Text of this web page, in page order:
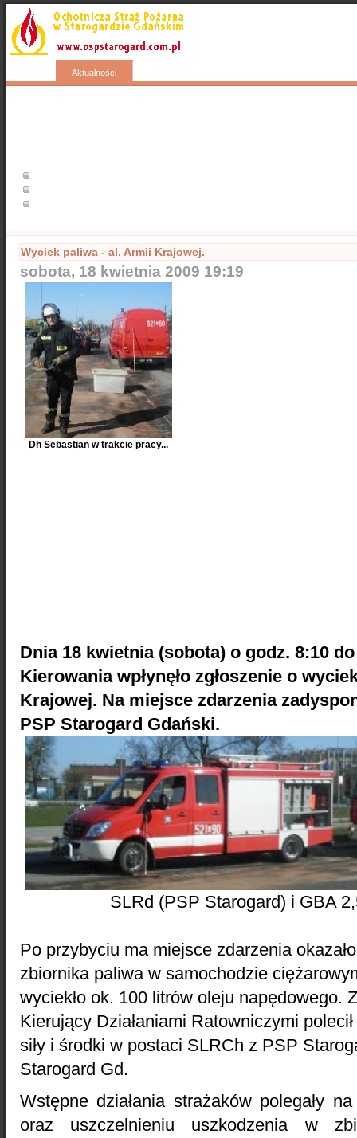
Aktualności
Wyciek paliwa - al. Armii Krajowej.
sobota, 18 kwietnia 2009 19:19
Dh Sebastian w trakcie pracy...
Dnia 18 kwietnia (sobota) o godz. 8:10
Kierowania wpłynęło zgłoszenie o
Krajowej. Na miejsce zdarzenia
PSP Starogard Gdański.
SLRd (PSP Starogard) i GBA
Po przybyciu ma miejsce zdarzenia
zbiornika paliwa w samochodzie
wyciekło ok. 100 litrów oleju napędowego.
Kierujący Działaniami Ratowniczymi
siły i środki w postaci SLRCh z PSP
Starogard Gd.
Wstępne działania strażaków polegały
oraz uszczelnieniu uszkodzenia w